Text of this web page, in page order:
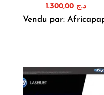
د.ج 1.300,00
Vendu par: